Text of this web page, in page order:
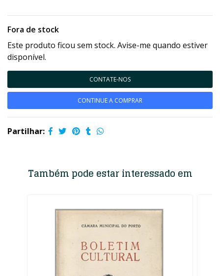
Fora de stock
Este produto ficou sem stock. Avise-me quando estiver
disponível.
CONTATE-NOS
CONTINUE A COMPRAR
Partilhar:
Também pode estar interessado em